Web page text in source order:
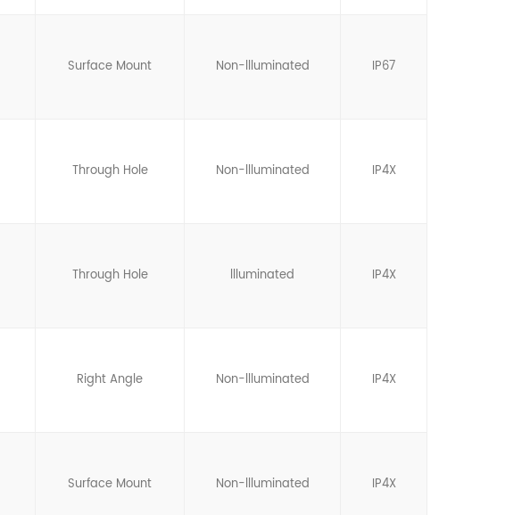
Surface Mount Non-llluminated IP67
Through Hole Non-llluminated IP4X
Through Hole llluminated IP4X
Right Angle Non-llluminated IP4X
Surface Mount Non-llluminated IP4X